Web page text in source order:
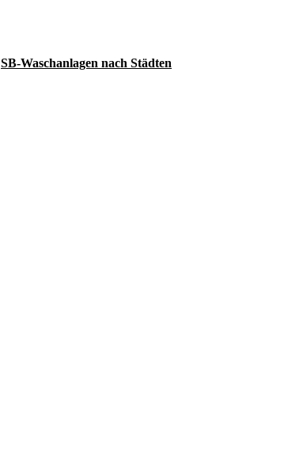
SB-Waschanlagen nach Städten